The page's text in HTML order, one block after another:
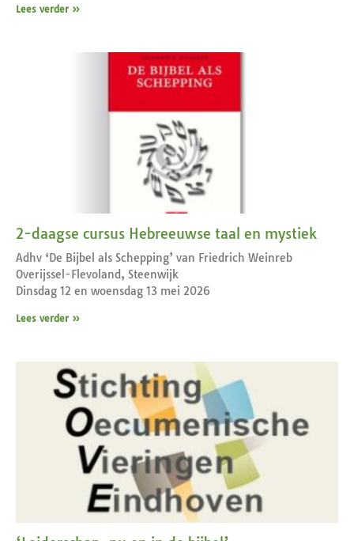
Lees verder »
2-daagse cursus Hebreeuwse taal en mystiek
Adhv ‘De Bijbel als Schepping’ van Friedrich Weinreb
Overijssel-Flevoland, Steenwijk
Dinsdag 12 en woensdag 13 mei 2026
Lees verder »